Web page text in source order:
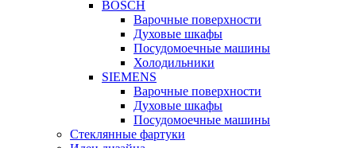
BOSCH
Варочные поверхности
Духовые шкафы
Посудомоечные машины
Холодильники
SIEMENS
Варочные поверхности
Духовые шкафы
Посудомоечные машины
Стеклянные фартуки